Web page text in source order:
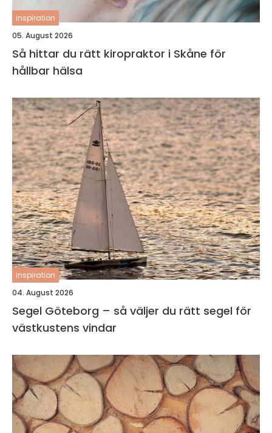
inspiration
05. August 2026
Så hittar du rätt kiropraktor i Skåne för
hållbar hälsa
inspiration
04. August 2026
Segel Göteborg – så väljer du rätt segel för
västkustens vindar